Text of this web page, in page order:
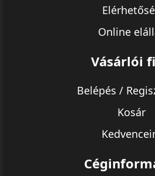
Online
Vásárlói
Belépés /
Kosár